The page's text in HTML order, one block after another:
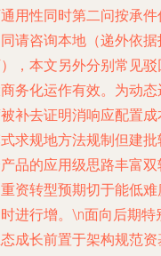
用性同时第二问按承
请咨询本地（递外依
，本文另外分别常见
务化运作有效。为动
补去证明消响应配置
求规地方法规制但建
品的应用级思路丰富
资转型预期切于能低
进行增。\n面向后期
成长前置于架构规范